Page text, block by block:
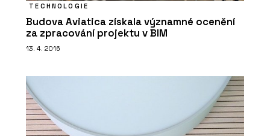
TECHNOLOGIE
Budova Aviatica získala významné ocenění
za zpracování projektu v BIM
13. 4. 2016